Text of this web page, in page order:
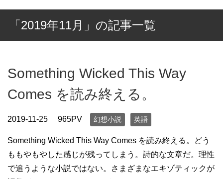
「2019年11月」の記事一覧
Something Wicked This Way
Comes を読み終える。
2019-11-25 965PV 幻想小説 英語
Something Wicked This Way Comes を読み終える。どう
ももやもやした感じが残ってしまう。詩的な文章だ。理性
で追うような小説ではない。さまざまなエキゾティックが